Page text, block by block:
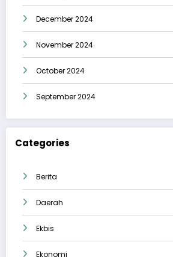
December 2024
November 2024
October 2024
September 2024
Categories
Berita
Daerah
Ekbis
Ekonomi